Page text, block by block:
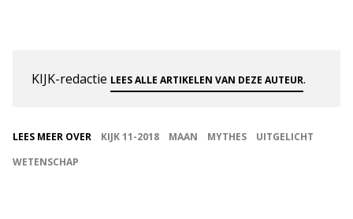
KIJK-redactie LEES ALLE ARTIKELEN VAN DEZE AUTEUR.
LEES MEER OVER KIJK 11-2018 MAAN MYTHES
UITGELICHT
WETENSCHAP